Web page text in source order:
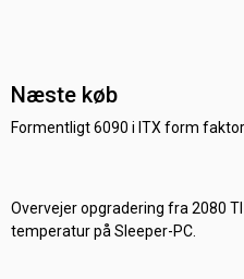
Næste køb
Formentligt 6090 i ITX form
Overvejer opgradering fra 2080
temperatur på Sleeper-PC.